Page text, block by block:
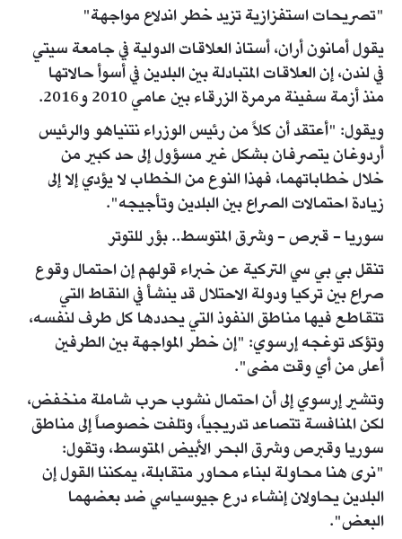
"تصريحات استفزازية تزيد خطر اندلاع مواجهة"
يقول أمانون أران، أستاذ العلاقات الدولية في جامعة سيتي
في لندن، إن العلاقات المتبادلة بين البلدين في أسوأ حالاتها
منذ أزمة سفينة مرمرة الزرقاء بين عامي 2010 و2016.
ويقول: "أعتقد أن كلاً من رئيس الوزراء نتنياهو والرئيس
أردوغان يتصرفان بشكل غير مسؤول إلى حد كبير من
خلال خطاباتهما، فهذا النوع من الخطاب لا يؤدي إلا إلى
زيادة احتمالات الصراع بين البلدين وتأجيجه".
سوريا - قبرص - وشرق المتوسط.. بؤر للتوتر
تنقل بي بي سي التركية عن خبراء قولهم إن احتمال وقوع
صراع بين تركيا ودولة الاحتلال قد ينشأ في النقاط التي
تتقاطع فيها مناطق النفوذ التي يحددها كل طرف لنفسه،
وتؤكد توغجه إرسوي: "إن خطر المواجهة بين الطرفين
أعلى من أي وقت مضى".
وتشير إرسوي إلى أن احتمال نشوب حرب شاملة منخفض،
لكن المنافسة تتصاعد تدريجياً، وتلفت خصوصاً إلى مناطق
سوريا وقبرص وشرق البحر الأبيض المتوسط، وتقول:
"نرى هنا محاولة لبناء محاور متقابلة، يمكننا القول إن
البلدين يحاولان إنشاء درع جيوسياسي ضد بعضهما
البعض".